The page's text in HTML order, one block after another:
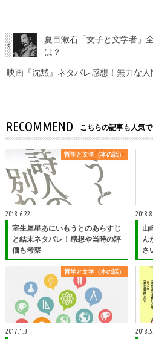
夏目漱石「女子と文学者」
は？
映画『沈黙』ネタバレ感想！無力な
RECOMMEND こちらの記事も人気で
哲学と文学（本の話）
2018.6.22
室生犀星あにいもうとのあらすじ
と結末ネタバレ！感想や当時の評
価も考察
山
ん
さ
哲学と文学（本の話）
2017.1.3